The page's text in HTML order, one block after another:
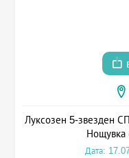
Луксозен 5-звезден
Нощувка
Дата: